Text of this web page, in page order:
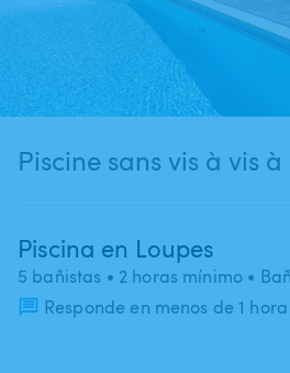
Piscine sans vis à vis
Piscina en Loupes
5 bañistas • 2 horas mínimo •
Responde en menos de 1 hora